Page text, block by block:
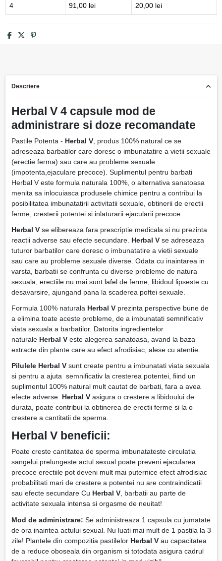
4 91,00 lei 20,00 lei
Descriere
Herbal V 4 capsule mod de
administrare si doze recomandate
Pastile Potenta - Herbal V, produs 100% natural ce se
adreseaza barbatilor care doresc o imbunatatire a vietii sexuale
(erectie ferma) sau care au probleme sexuale
(impotenta,ejaculare precoce). Suplimentul pentru barbati
Herbal V este formula naturala 100%, o alternativa sanatoasa
menita sa inlocuiasca produsele chimice pentru a contribui la
posibilitatea imbunatatirii activitatii sexuale, obtinerii de erectii
ferme, cresterii potentei si inlaturarii ejacularii precoce.
Herbal Vse elibereaza fara prescriptie medicala si nu prezinta
reactii adverse sau efecte secundare. Herbal Vse adreseaza
tuturor barbatilor care doresc o imbunatatire a vietii sexuale
sau care au probleme sexuale diverse. Odata cu inaintarea in
varsta, barbatii se confrunta cu diverse probleme de natura
sexuala, erectiile nu mai sunt lafel de ferme, libidoul lipseste cu
desavarsire, ajungand pana la scaderea poftei sexuale.
Formula 100% naturala Herbal Vprezinta perspective bune de
a elimina toate aceste probleme, de a imbunatati semnificativ
viata sexuala a barbatilor. Datorita ingredientelor
naturale Herbal Veste alegerea sanatoasa, avand la baza
extracte din plante care au efect afrodisiac, alese cu atentie.
Pilulele Herbal Vsunt create pentru a imbunatati viata sexuala
si pentru a ajuta semnificativ la cresterea potentei, fiind un
suplimentul 100% natural mult cautat de barbati, fara a avea
efecte adverse. Herbal Vasigura o crestere a libidoului de
durata, poate contribui la obtinerea de erectii ferme si la o
crestere a cantitatii de sperma.
Herbal V beneficii:
Poate creste cantitatea de sperma imbunatateste circulatia
sangelui prelungeste actul sexual poate preveni ejacularea
precoce erectiile pot deveni mult mai puternice efect afrodisiac
probabilitati mari de crestere a potentei nu are contraindicatii
sau efecte secundare Cu Herbal V, barbatii au parte de
activitate sexuala intensa si orgasme de neuitat!
Mod de administrare: Se administreaza 1 capsula cu jumatate
de ora inaintea actului sexual. Nu luati mai mult de 1 pastila la 3
zile! Plantele din compozitia pastilelor Herbal Vau capacitatea
de a reduce oboseala din organism si totodata asigura cadrul